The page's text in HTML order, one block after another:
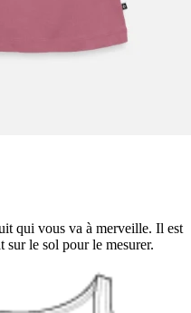
qui vous va à merveille. Il est
sur le sol pour le mesurer.